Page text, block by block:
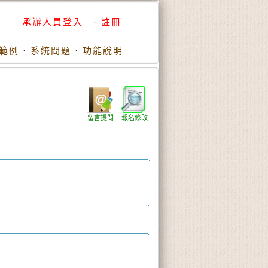
承辦人員登入 · 註冊
例 · 系統問題 · 功能說明
報名修改
留言提問